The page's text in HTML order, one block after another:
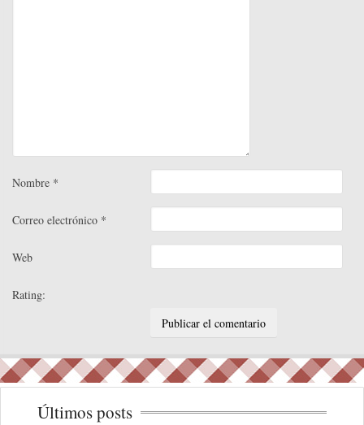
Nombre *
Correo electrónico *
Web
Rating:
Últimos posts